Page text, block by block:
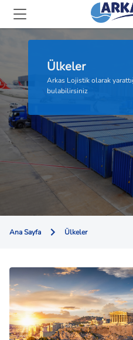
Ülkeler
Arkas Lojistik olarak
bulabilirsiniz
Ana Sayfa Ülkeler